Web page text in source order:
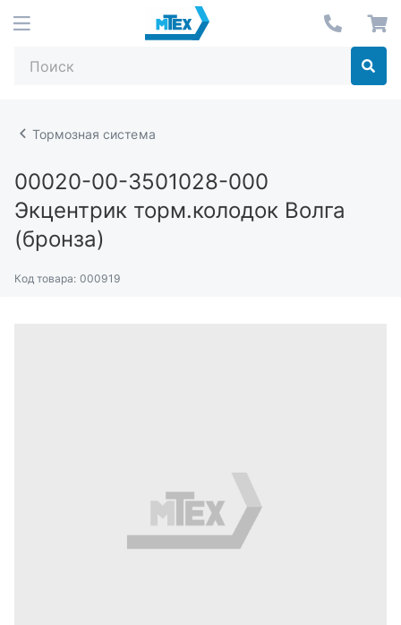
Тормозная система
00020-00-3501028-000
Экцентрик торм.колодок Волга
(бронза)
Код товара: 000919